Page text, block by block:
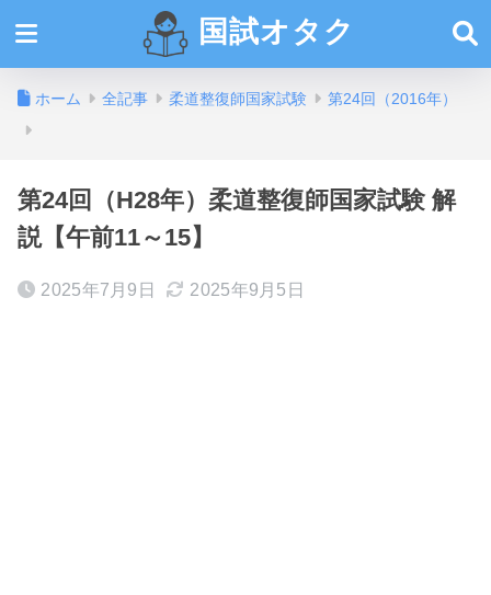
国試オタク
ホーム 全記事 柔道整復師国家試験 第24回（2016年）
第24回（H28年）柔道整復師国家試験 解
説【午前11～15】
2025年7月9日 2025年9月5日